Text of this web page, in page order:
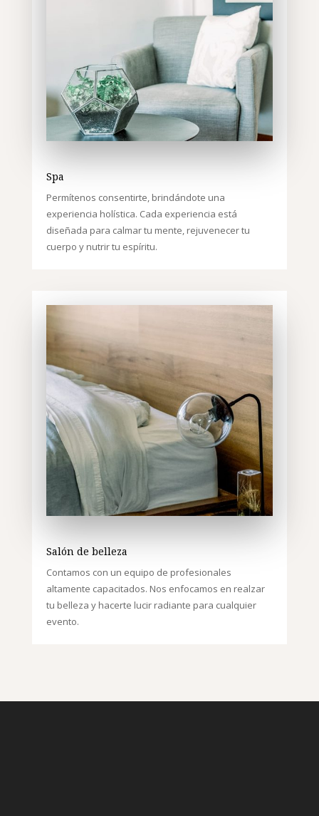
Spa
Permítenos consentirte, brindándote una
experiencia holística. Cada experiencia está
diseñada para calmar tu mente, rejuvenecer tu
cuerpo y nutrir tu espíritu.
Salón de belleza
Contamos con un equipo de profesionales
altamente capacitados. Nos enfocamos en realzar
tu belleza y hacerte lucir radiante para cualquier
evento.